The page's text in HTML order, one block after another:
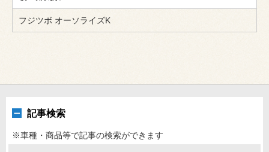
フジツボ オーソライズK
記事検索
※車種・商品等で記事の検索ができます